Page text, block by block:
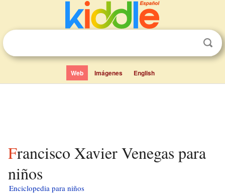
Web Imágenes English
Francisco Xavier Venegas para
niños
Enciclopedia para niños